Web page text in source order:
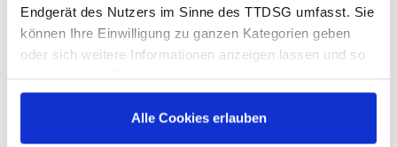
Endgerät des Nutzers im Sinne des TTDSG umfasst. Sie
können Ihre Einwilligung zu ganzen Kategorien geben
oder sich weitere Informationen anzeigen lassen und so
Einwilligung jederzeit mit Wirkung für die Zukunft
widerrufen. Weitere Einzelheiten zur Einwilligung und
zum Widerruf (z.B. wo und wie Sie Ihren Widerruf
Alle Cookies erlauben
Impulspräsentation als PDF
(PDF, 7.831 KB)